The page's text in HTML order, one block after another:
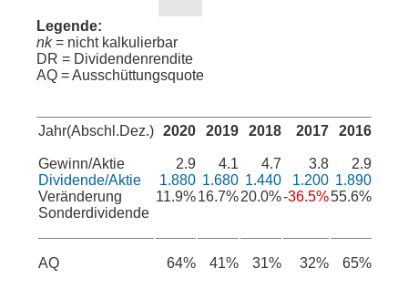
Legende:
nk= nicht kalkulierbar
DR = Dividendenrendite
AQ = Ausschüttungsquote
Jahr(Abschl.Dez.)
Gewinn/Aktie
Dividende/Aktie
Veränderung
Sonderdividende
AQ
2020
2.9
1.880
11.9%
64%
2019
4.1
1.680
16.7%
41%
2018
4.7
1.440
20.0%
31%
2017
3.8
1.200
-36.5%
32%
2016
2.9
1.890
55.6%
65%